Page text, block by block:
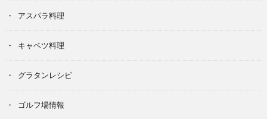
アスパラ料理
キャベツ料理
グラタンレシピ
ゴルフ場情報